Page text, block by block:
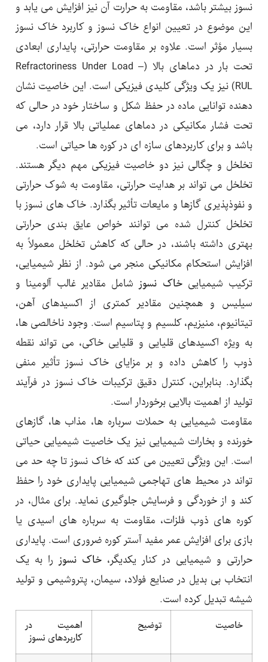
نسوز بیشتر باشد، مقاومت به حرارت آن نیز افزایش می یابد و
این موضوع در تعیین انواع خاک نسوز و کاربرد خاک نسوز
بسیار مؤثر است. علاوه بر مقاومت حرارتی، پایداری ابعادی
تحت بار در دماهای بالا (Refractoriness Under Load –
RUL) نیز یک ویژگی کلیدی فیزیکی است. این خاصیت نشان
دهنده توانایی ماده در حفظ شکل و ساختار خود در حالی که
تحت فشار مکانیکی در دماهای عملیاتی بالا قرار دارد، می
باشد و برای کاربردهای سازه ای در کوره ها حیاتی است.
تخلخل و چگالی نیز دو خاصیت فیزیکی مهم دیگر هستند.
تخلخل می تواند بر هدایت حرارتی، مقاومت به شوک حرارتی
و نفوذپذیری گازها و مایعات تأثیر بگذارد. خاک های نسوز با
تخلخل کنترل شده می توانند خواص عایق بندی حرارتی
بهتری داشته باشند، در حالی که کاهش تخلخل معمولاً به
افزایش استحکام مکانیکی منجر می شود. از نظر شیمیایی،
ترکیب شیمیاییخاک نسوز شامل مقادیر غالب آلومینا و
سیلیس و همچنین مقادیر کمتری از اکسیدهای آهن،
تیتانیوم، منیزیم، کلسیم و پتاسیم است. وجود ناخالصی ها،
به ویژه اکسیدهای قلیایی و قلیایی خاکی، می تواند نقطه
ذوب را کاهش داده و بر مزایای خاک نسوز تأثیر منفی
بگذارد. بنابراین، کنترل دقیق ترکیبات خاک نسوز در فرآیند
تولید از اهمیت بالایی برخوردار است.
مقاومت شیمیایی به حملات سرباره ها، مذاب ها، گازهای
خورنده و بخارات شیمیایی نیز یک خاصیت شیمیایی حیاتی
است. این ویژگی تعیین می کند که خاک نسوز تا چه حد می
تواند در محیط های تهاجمی شیمیایی پایداری خود را حفظ
کند و از خوردگی و فرسایش جلوگیری نماید. برای مثال، در
کوره های ذوب فلزات، مقاومت به سرباره های اسیدی یا
بازی برای افزایش عمر مفید آستر کوره ضروری است. پایداری
حرارتی و شیمیایی در کنار یکدیگر، خاک نسوز را به یک
انتخاب بی بدیل در صنایع فولاد، سیمان، پتروشیمی و تولید
شیشه تبدیل کرده است.
خاصیت توضیح
اهمیت در
کاربردهای نسوز